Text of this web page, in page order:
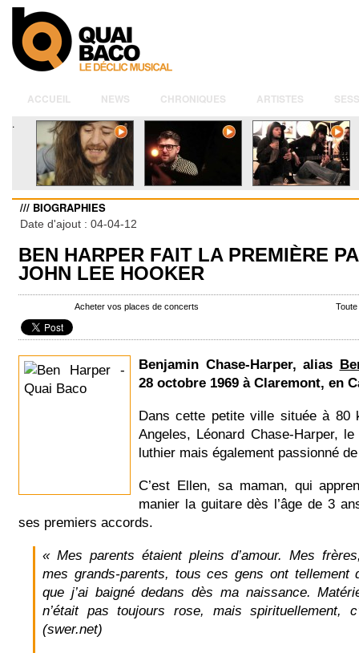
ACCUEIL NEWS CHRONIQUES ARTISTES
.
/// BIOGRAPHIES
Date d'ajout : 04-04-12
BEN HARPER FAIT LA PREMIÈRE
JOHN LEE HOOKER
Acheter vos places de concerts
Benjamin Chase-Harper, alias
28 octobre 1969 à Claremont, en
Dans cette petite ville située à 80
Angeles, Léonard Chase-Harper,
luthier mais également passionné
C’est Ellen, sa maman, qui
manier la guitare dès l’âge de 3
ses premiers accords.
« Mes parents étaient pleins d’amour. Mes
mes grands-parents, tous ces gens ont tellement
que j’ai baigné dedans dès ma naissance.
n’était pas toujours rose, mais spirituellement,
(swer.net)